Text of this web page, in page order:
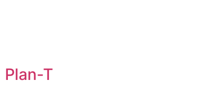
Plan-T